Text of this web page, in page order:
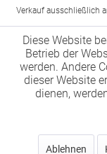
Verkauf ausschließlich
Diese Website
Betrieb der
werden. Andere
dieser Website
dienen,
Ablehnen